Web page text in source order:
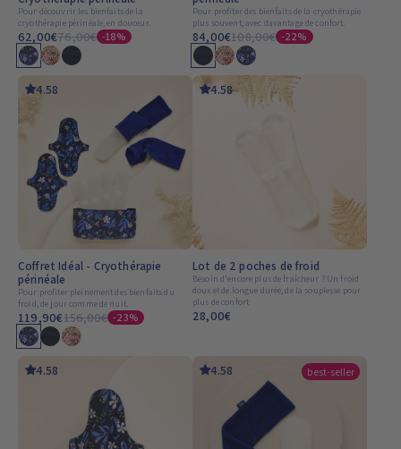
Pour découvrir les bienfaits de la
cryothérapie périnéale, en douceur.
62,00€76,00€ -18%
Pour profiter des bienfaits de la cryothérapie
plus souvent, avec davantage de confort.
84,00€108,00€ -22%
Coffret Idéal - Cryothérapie
périnéale
Pour profiter pleinement des bienfaits du
froid, de jour comme de nuit.
4.58
119,90€156,00€ -23%
Lot de 2 poches de froid
Besoin d'encore plus de fraîcheur ? Un froid
doux et de longue durée, de la souplesse pour
plus de confort
4.58
28,00€
4.58 best-seller
4.58